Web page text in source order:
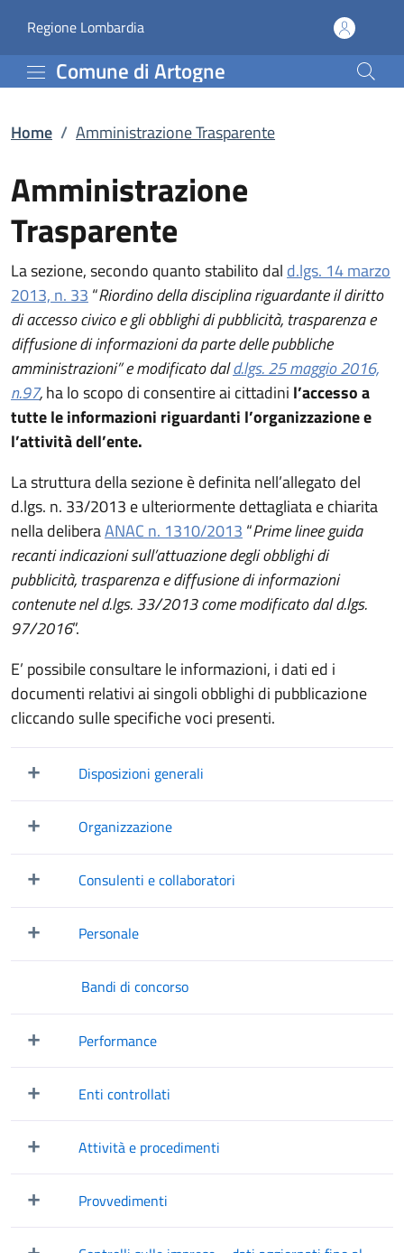
Amministrazione
Regione Lombardia(apre in un'altra scheda).
Comune di Artogne
Home / Amministrazione Trasparente
Amministrazione
Trasparente
La sezione, secondo quanto stabilito dal d.lgs. 14 marzo
2013, n. 33 “Riordino della disciplina riguardante il diritto
di accesso civico e gli obblighi di pubblicità, trasparenza e
diffusione di informazioni da parte delle pubbliche
amministrazioni” e modificato dald.lgs. 25 maggio 2016,
n.97,ha lo scopo di consentire ai cittadini l’accesso a
tutte le informazioni riguardanti l’organizzazione e
l’attività dell’ente.
La struttura della sezione è definita nell’allegato del
d.lgs. n. 33/2013 e ulteriormente dettagliata e chiarita
nella deliberaANAC n. 1310/2013 “Prime linee guida
recanti indicazioni sull’attuazione degli obblighi di
pubblicità, trasparenza e diffusione di informazioni
contenute nel d.lgs. 33/2013 come modificato dal d.lgs.
97/2016”.
E’ possibile consultare le informazioni, i dati ed i
documenti relativi ai singoli obblighi di pubblicazione
cliccando sulle specifiche voci presenti.
Mostra/Nascondi elementi figli
Disposizioni generali
Mostra/Nascondi elementi figli
Organizzazione
Mostra/Nascondi elementi figli
Consulenti e collaboratori
Mostra/Nascondi elementi figli
Personale
Bandi di concorso
Mostra/Nascondi elementi figli
Performance
Mostra/Nascondi elementi figli
Enti controllati
Mostra/Nascondi elementi figli
Attività e procedimenti
Mostra/Nascondi elementi figli
Provvedimenti